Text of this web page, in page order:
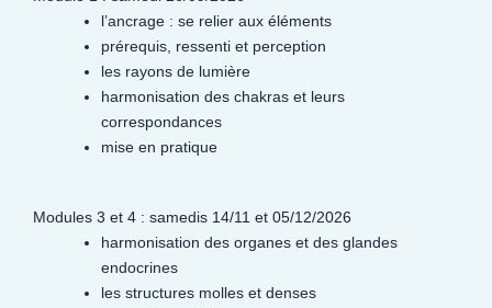
l’ancrage : se relier aux éléments
prérequis, ressenti et perception
les rayons de lumière
harmonisation des chakras et leurs
correspondances
mise en pratique
Modules 3 et 4 : samedis 14/11 et 05/12/2026
harmonisation des organes et des glandes
endocrines
les structures molles et denses